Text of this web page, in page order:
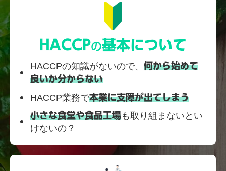
HACCPの基本について
HACCPの知識がないので、 何から始めて
良いか分からない
HACCP業務で本業に支障が出てしまう
小さな食堂や食品工場も取り組まないとい
けないの？